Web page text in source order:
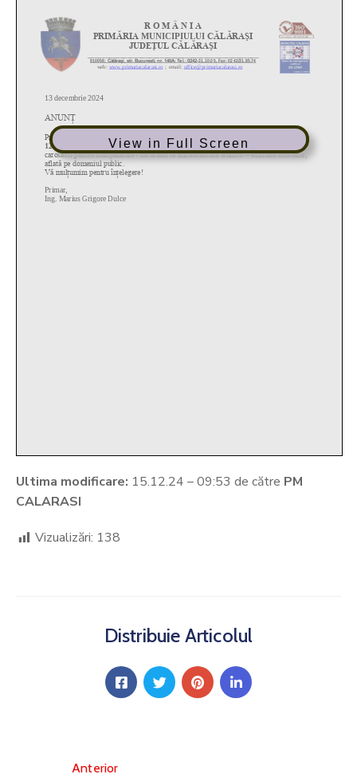
View in Full Screen
Ultima modificare: 15.12.24 – 09:53 de către PM
CALARASI
Vizualizări: 138
Distribuie Articolul
Anterior